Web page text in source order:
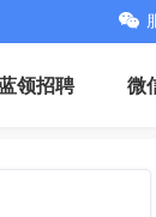
领招聘 微